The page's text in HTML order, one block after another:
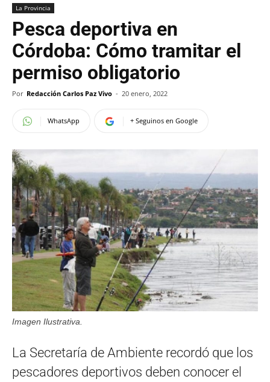
La Provincia
Pesca deportiva en
Córdoba: Cómo tramitar el
permiso obligatorio
Por Redacción Carlos Paz Vivo - 20 enero, 2022
WhatsApp + Seguinos en Google
Imagen Ilustrativa.
La Secretaría de Ambiente recordó que los
pescadores deportivos deben conocer el